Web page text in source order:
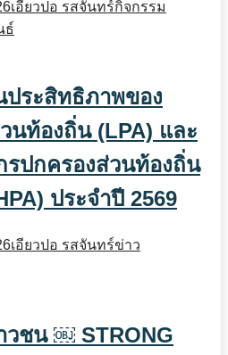
เอียวปอ รสจันทร์กิจกรรม
ธ์
ประสิทธิภาพของ
นท้องถิ่น (LPA) และ
รปกครองส่วนท้องถิ่น
ประจำปี 2569
เอียวปอ รสจันทร์ข่าว
วชน ￼ STRONG